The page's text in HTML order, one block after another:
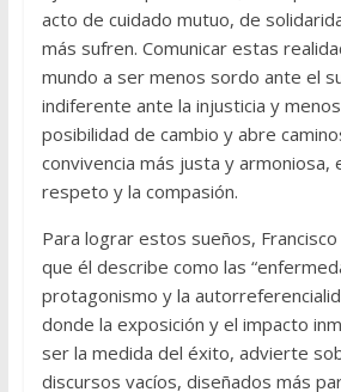
acto de cuidado mutuo, de
más sufren. Comunicar estas
mundo a ser menos sordo ante el
indiferente ante la injusticia y
posibilidad de cambio y abre
convivencia más justa y armoniosa,
respeto y la compasión.
Para lograr estos sueños, Francisco
que él describe como las
protagonismo y la
donde la exposición y el impacto
ser la medida del éxito, advierte
discursos vacíos, diseñados más